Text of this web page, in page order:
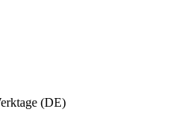
(DE)